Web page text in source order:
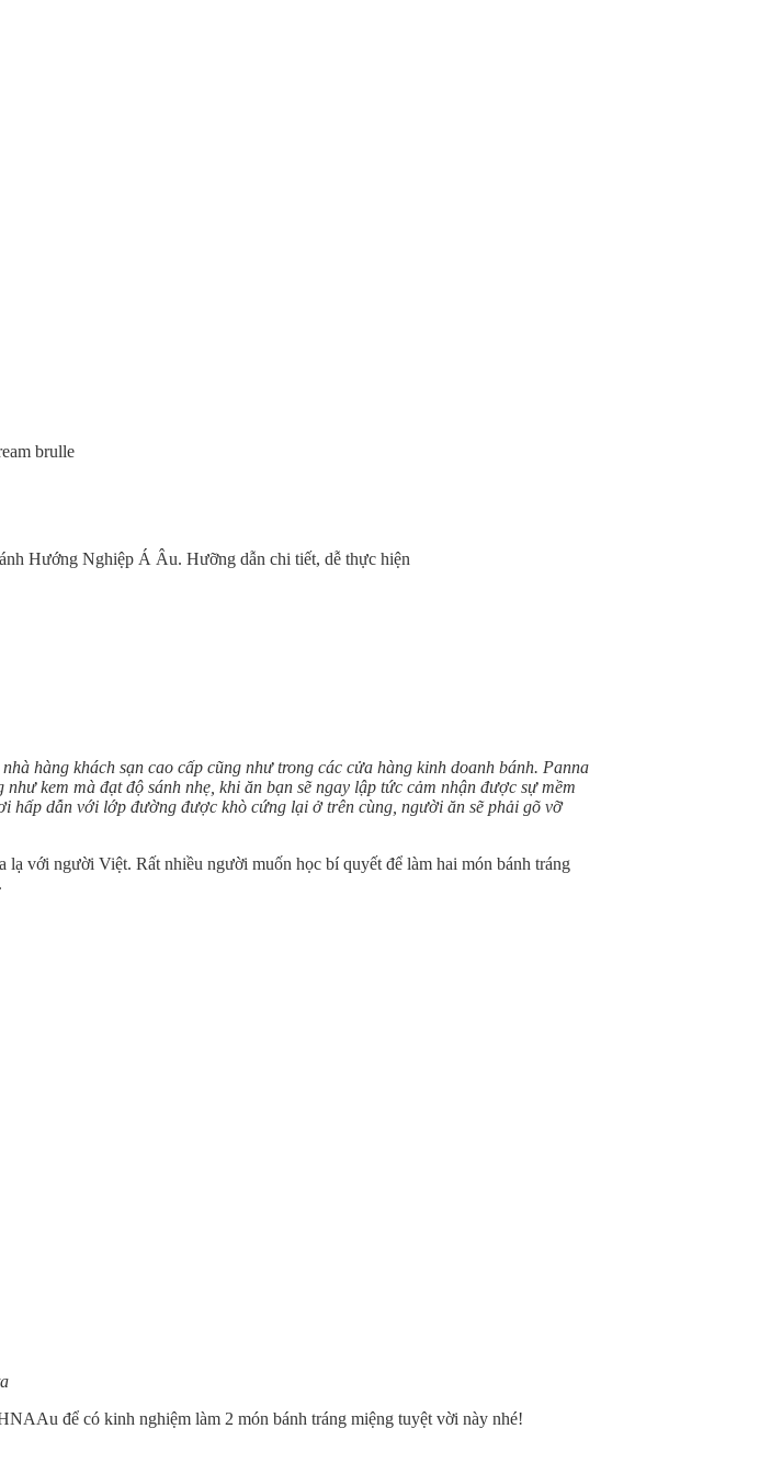
brulle
Hướng Nghiệp Á Âu. Hưỡng dẫn chi tiết, dễ thực hiện
hàng khách sạn cao cấp cũng như trong các cửa hàng kinh doanh bánh. Panna
kem mà đạt độ sánh nhẹ, khi ăn bạn sẽ ngay lập tức cảm nhận được sự mềm
hấp dẫn với lớp đường được khò cứng lại ở trên cùng, người ăn sẽ phải gõ vỡ
với người Việt. Rất nhiều người muốn học bí quyết để làm hai món bánh tráng
để có kinh nghiệm làm 2 món bánh tráng miệng tuyệt vời này nhé!